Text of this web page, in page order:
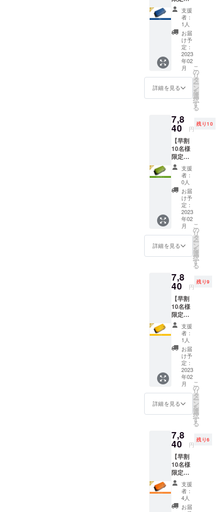
とで目が回
るような忙
しさの中、
皆様の暖か
いお言葉を
励みに楽し
く準備を進
めることが
できまし
立ち上げた
ばかりのブ
ランドでは
ございます
が、弊社の
今までの経
験を生かし
『自分達が
使いたいと
思える革』
『自分達が
使いたいと
思える形』
使いたいと
思える機
を備えた商
品を創造す
るというコ
ンセプトの
元、日々商
品開発に取
り組んでい
程よろしく
お願い申し
上げます。
革) 生
産:日本
Kururi
2.0(ブ
ルー)を
1点 一
般販売
予定価
格9,800
円(送
料、消
費税込
み)の
20%off
寸法:
H6.1×D
2.4cm
革 :ア
ドリア
(イタリ
ア産牛
革) 生
産:日本
支援
者：
1人
お届
け予
定：
2023
年02
月
詳細を見る
こ
の
リ
タ
ー
ン
を
選
択
す
る
7,8
40 円
残り10
【早割
10名様
限定】
Kururi
2.0(ライ
トグ
リーン)
を1点
一般販
売予定
価格
9,800円
(送料、
消費税
込み)の
20%off
W10.8×
H6.1×D
2.4cm
革 :ア
ドリア
(イタリ
ア産牛
革) 生
産:日本
支援
者：
0人
お届
け予
定：
2023
年02
月
詳細を見る
こ
の
リ
タ
ー
ン
を
選
択
す
る
7,8
40 円
残り9
【早割
10名様
限定】
Kururi
2.0(イエ
ロー)を
1点 一
般販売
予定価
格9,800
円(送
料、消
費税込
み)の
20%off
寸法:
H6.1×D
2.4cm
革 :ア
ドリア
(イタリ
ア産牛
革) 生
産:日本
支援
者：
1人
お届
け予
定：
2023
年02
月
詳細を見る
こ
の
リ
タ
ー
ン
を
選
択
す
る
7,8
40 円
残り6
【早割
10名様
限定】
Kururi
2.0(オレ
ンジ)を
1点 一
支援
者：
4人
お届